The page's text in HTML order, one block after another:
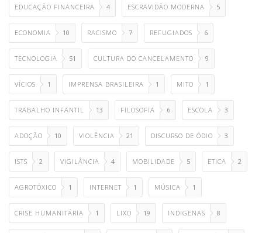
EDUCAÇÃO FINANCEIRA 4 ESCRAVIDÃO MODERNA 5
ECONOMIA 10 RACISMO 7 REFUGIADOS 6
TECNOLOGIA 51 CULTURA DO CANCELAMENTO 9
VÍCIOS 1 IMPRENSA BRASILEIRA 1 MITO 1
TRABALHO INFANTIL 13 FILOSOFIA 6 ESCOLA 3
ADOÇÃO 10 VIOLÊNCIA 21 DISCURSO DE ÓDIO 3
ISTS 2 VIGILÂNCIA 4 MOBILIDADE 5 ETICA 2
AGROTÓXICO 1 INTERNET 1 MÚSICA 1
CRISE HUMANITÁRIA 1 LIXO 19 INDIGENAS 8